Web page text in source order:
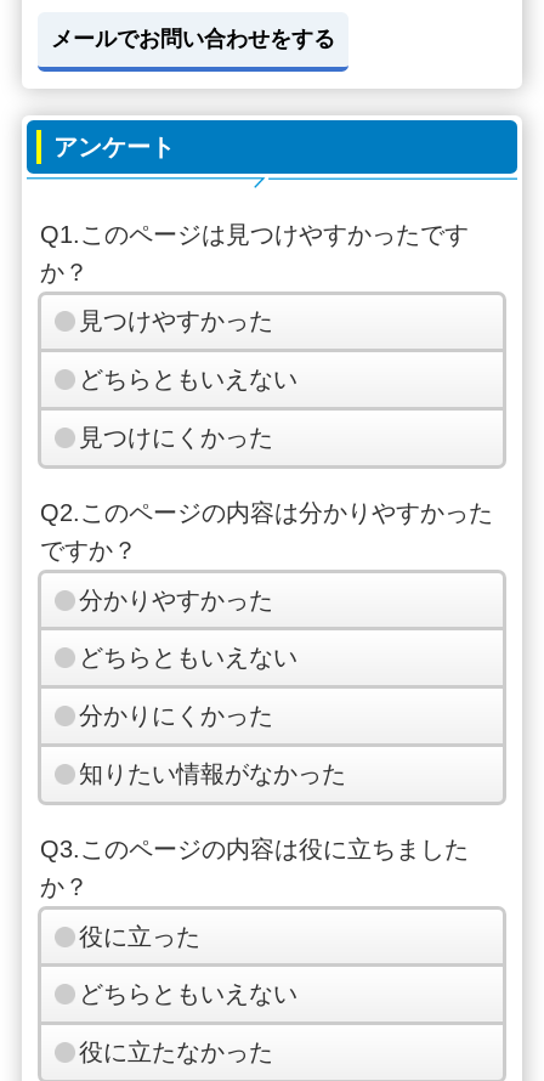
メールでお問い合わせをする
アンケート
Q1.このページは見つけやすかったです
か？
見つけやすかった
どちらともいえない
見つけにくかった
Q2.このページの内容は分かりやすかった
ですか？
分かりやすかった
どちらともいえない
分かりにくかった
知りたい情報がなかった
Q3.このページの内容は役に立ちました
か？
役に立った
どちらともいえない
役に立たなかった